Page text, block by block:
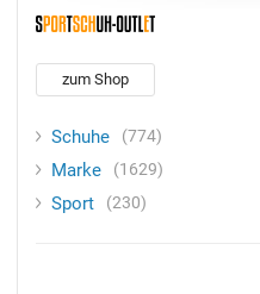
zum Shop
Schuhe 774
Marke 1629
Sport 230